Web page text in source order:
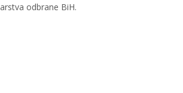
odbrane BiH.